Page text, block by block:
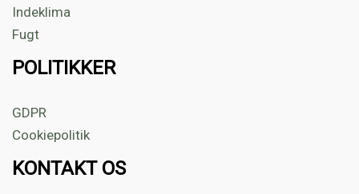
Indeklima
Fugt
POLITIKKER
GDPR
Cookiepolitik
KONTAKT OS